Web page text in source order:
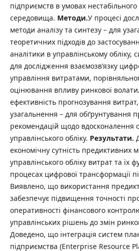
підприємств в умовах
середовища. Методи.У процесі
методи аналізу та синтезу – для
теоретичних підходів до
аналітики в управлінському обліку,
для дослідження взаємозв’язку
управління витратами,
оцінювання впливу ринкової
ефективність прогнозування
узагальнення – для обґрунтування
рекомендацій щодо вдосконалення
управлінського обліку. Результати.
економічну сутність предиктивних
управлінського обліку витрат та їх
процесах цифрової трансформації
Виявлено, що використання
забезпечує підвищення точності
оперативності фінансового
управлінських рішень до змін
Доведено, що інтеграція систем
підприємства (Enterprise Resource